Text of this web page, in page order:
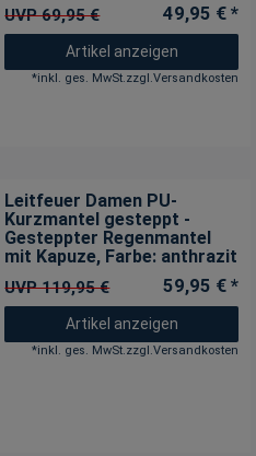
UVP 69,95 € 49,95 € *
Artikel anzeigen
*inkl. ges. MwSt.zzgl.Versandkosten
Leitfeuer Damen PU-
Kurzmantel gesteppt -
Gesteppter Regenmantel
mit Kapuze, Farbe: anthrazit
UVP 119,95 € 59,95 € *
Artikel anzeigen
*inkl. ges. MwSt.zzgl.Versandkosten